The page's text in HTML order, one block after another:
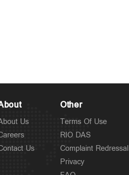
Us
Us
Other
Terms Of Use
RIO DAS
Complaint Redressal
Privacy